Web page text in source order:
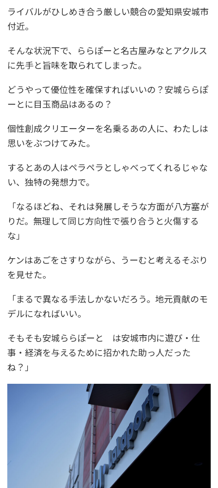
ライバルがひしめき合う厳しい競合の愛知県安城市
付近。
そんな状況下で、ららぽーと名古屋みなとアクルス
に先手と旨味を取られてしまった。
どうやって優位性を確保すればいいの？安城ららぽ
ーとに目玉商品はあるの？
個性創成クリエーターを名乗るあの人に、わたしは
思いをぶつけてみた。
するとあの人はペラペラとしゃべってくれるじゃな
い、独特の発想力で。
「なるほどね、それは発展しそうな方面が八方塞が
りだ。無理して同じ方向性で張り合うと火傷する
な」
ケンはあごをさすりながら、うーむと考えるそぶり
を見せた。
「まるで異なる手法しかないだろう。地元貢献のモ
デルになればいい。
そもそも安城ららぽーと は安城市内に遊び・仕
事・経済を与えるために招かれた助っ人だった
ね？」